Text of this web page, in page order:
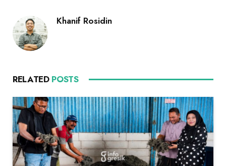
Khanif Rosidin
RELATED POSTS